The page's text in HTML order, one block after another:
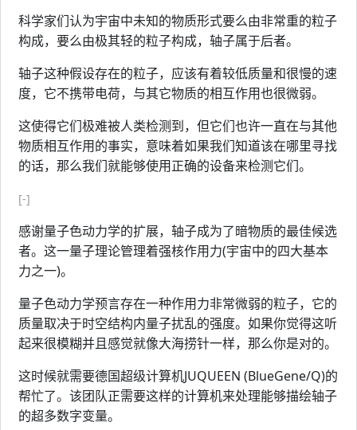
科学家们认为宇宙中未知的物质形式要么由非常重的粒子
构成，要么由极其轻的粒子构成，轴子属于后者。
轴子这种假设存在的粒子，应该有着较低质量和很慢的速
度，它不携带电荷，与其它物质的相互作用也很微弱。
这使得它们极难被人类检测到，但它们也许一直在与其他
物质相互作用的事实，意味着如果我们知道该在哪里寻找
的话，那么我们就能够使用正确的设备来检测它们。
[-]
感谢量子色动力学的扩展，轴子成为了暗物质的最佳候选
者。这一量子理论管理着强核作用力(宇宙中的四大基本
力之一)。
量子色动力学预言存在一种作用力非常微弱的粒子，它的
质量取决于时空结构内量子扰乱的强度。如果你觉得这听
起来很模糊并且感觉就像大海捞针一样，那么你是对的。
这时候就需要德国超级计算机JUQUEEN (BlueGene/Q)的
帮忙了。该团队正需要这样的计算机来处理能够描绘轴子
的超多数字变量。